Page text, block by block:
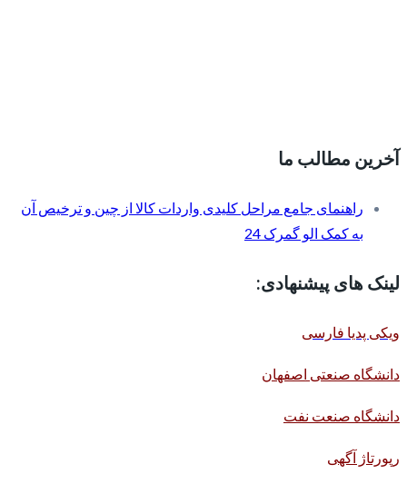
آخرین مطالب ما
راهنمای جامع مراحل کلیدی واردات کالا از چین و ترخیص آن
به کمک الو گمرک 24
لینک های پیشنهادی:
ویکی پدیا فارسی
دانشگاه صنعتی اصفهان
دانشگاه صنعت نفت
رپورتاژ آگهی